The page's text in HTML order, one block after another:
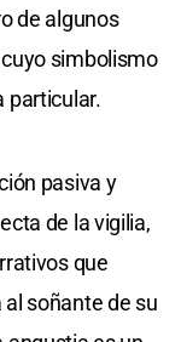
de algunos
simbolismo
particular.
pasiva y
de la vigilia,
que
soñante de su